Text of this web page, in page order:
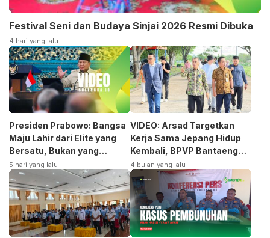
Festival Seni dan Budaya Sinjai 2026 Resmi Dibuka
4 hari yang lalu
Presiden Prabowo: Bangsa
Maju Lahir dari Elite yang
Bersatu, Bukan yang
Terpecah
5 hari yang lalu
VIDEO: Arsad Targetkan
Kerja Sama Jepang Hidup
Kembali, BPVP Bantaeng
Siap Bangkitkan Jurusan
Otomotif
4 bulan yang lalu